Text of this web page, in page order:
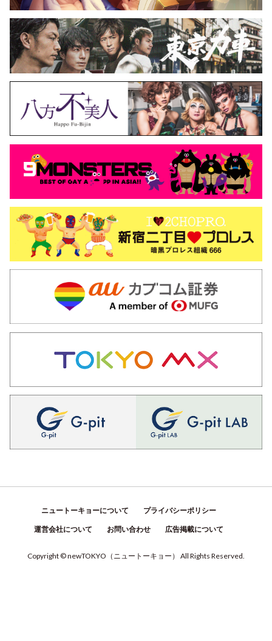
ニュートーキョーについて プライバシーポリシー
運営会社について お問い合わせ 広告掲載について
Copyright © newTOKYO （ ニュートーキョー ） All Rights Reserved.